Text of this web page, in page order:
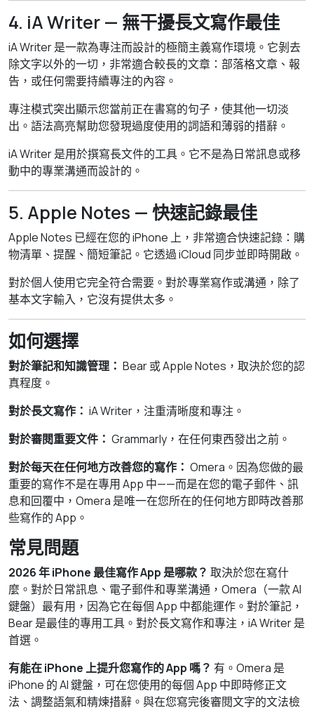
4. iA Writer — 無干擾長文寫作最佳
iA Writer 是一款為專注而設計的極簡主義寫作環境。它剝去
除文字以外的一切，非常適合較長的文章：部落格文章、報
告，或任何需要持續專注的內容。
專注模式突出顯示您當前正在書寫的句子，使其他一切淡
出。語法高亮幫助您發現過度使用的詞語和薄弱的措辭。
iA Writer 是用於撰寫長文件的工具。它不是為日常訊息或移
動中的專業溝通而設計的。
5. Apple Notes — 快速記錄最佳
Apple Notes 已經在您的 iPhone 上，非常適合快速記錄：購
物清單、提醒、簡短筆記。它透過 iCloud 同步並即時開啟。
對於個人使用它完全符合需要。對於專業寫作或溝通，除了
基本文字輸入，它沒有提供太多。
如何選擇
對於筆記和知識管理： Bear 或 Apple Notes，取決於您的認
真程度。
對於長文寫作： iA Writer，注重清晰度和專注。
對於審閱重要文件： Grammarly，在任何東西發出之前。
對於每天在任何地方改善您的寫作： Omera。因為您做的最
重要的寫作不是在專用 App 中——而是在您的電子郵件、訊
息和回覆中，Omera 是唯一在您所在的任何地方即時改善那
些寫作的 App。
常見問題
2026 年 iPhone 最佳寫作 App 是哪款？ 取決於您在寫什
麼。對於日常訊息、電子郵件和專業溝通，Omera（一款 AI
鍵盤）最有用，因為它在每個 App 中都能運作。對於筆記，
Bear 是最佳的專用工具。對於長文寫作和專注，iA Writer 是
首選。
有能在 iPhone 上提升您寫作的 App 嗎？ 有。Omera 是
iPhone 的 AI 鍵盤，可在您使用的每個 App 中即時修正文
法、調整語氣和精煉措辭。與在您寫完後審閱文字的文法檢